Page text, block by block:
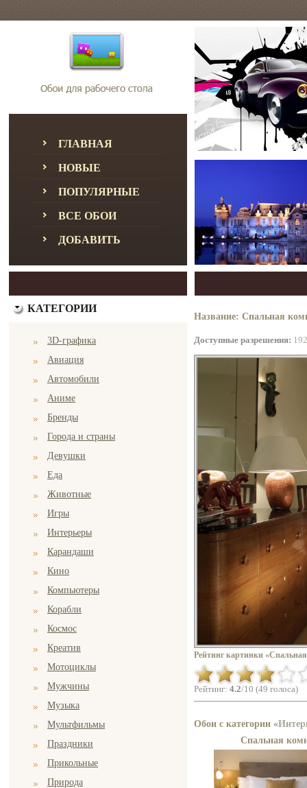
ГЛАВНАЯ
НОВЫЕ
ПОПУЛЯРНЫЕ
ВСЕ ОБОИ
ДОБАВИТЬ
КАТЕГОРИИ
3D-графика
Авиация
Автомобили
Аниме
Бренды
Города и страны
Девушки
Еда
Животные
Игры
Интерьеры
Карандаши
Кино
Компьютеры
Корабли
Космос
Креатив
Мотоциклы
Мужчины
Музыка
Мультфильмы
Праздники
Прикольные
Природа
Название: Спальная
Доступные разрешения:
Рейтинг картинки
Рейтинг: 4.2/10 (49 голоса)
Обои с категории «
Спальная